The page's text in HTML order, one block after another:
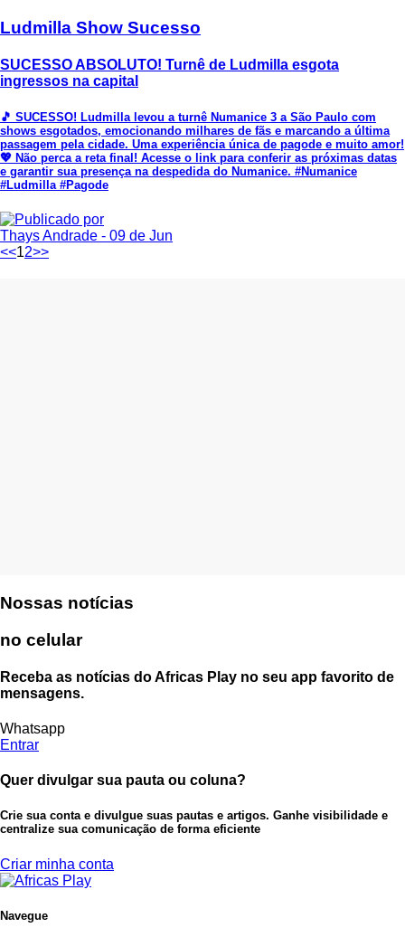
Ludmilla Show Sucesso
SUCESSO ABSOLUTO! Turnê de Ludmilla esgota
ingressos na capital
🎵 SUCESSO! Ludmilla levou a turnê Numanice 3 a São Paulo com
shows esgotados, emocionando milhares de fãs e marcando a última
passagem pela cidade. Uma experiência única de pagode e muito amor!
💖 Não perca a reta final! Acesse o link para conferir as próximas datas
e garantir sua presença na despedida do Numanice. #Numanice
#Ludmilla #Pagode
Thays Andrade - 09 de Jun
<<12>>
Nossas notícias
no celular
Receba as notícias do Africas Play no seu app favorito de
mensagens.
Whatsapp
Entrar
Quer divulgar sua pauta ou coluna?
Crie sua conta e divulgue suas pautas e artigos. Ganhe visibilidade e
centralize sua comunicação de forma eficiente
Criar minha conta
Navegue